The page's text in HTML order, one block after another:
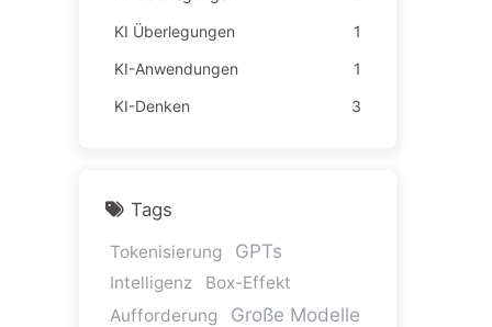
KI Überlegungen
1
KI-Anwendungen
1
KI-Denken
3
Tags
Tokenisierung GPTs
Intelligenz
Box-Effekt
Aufforderung
Große Modelle